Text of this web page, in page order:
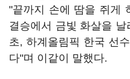
"끝까지 손에 땀을 쥐게
결승에서 금빛 화살을
초, 하계올림픽 한국 선
다"며 이같이 말했다.